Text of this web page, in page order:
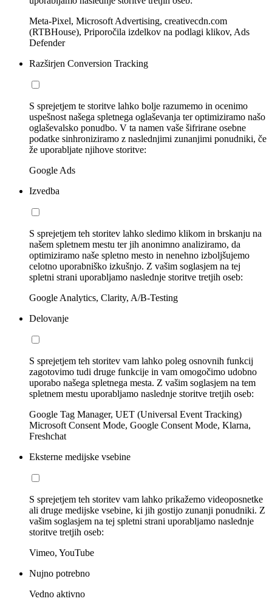
Meta-Pixel, Microsoft Advertising, creativecdn.com
(RTBHouse), Priporočila izdelkov na podlagi klikov, Ads
Defender
Razširjen Conversion Tracking
S sprejetjem te storitve lahko bolje razumemo in ocenimo
uspešnost našega spletnega oglaševanja ter optimiziramo našo
oglaševalsko ponudbo. V ta namen vaše šifrirane osebne
podatke sinhroniziramo z naslednjimi zunanjimi ponudniki, če
že uporabljate njihove storitve:
Google Ads
Izvedba
S sprejetjem teh storitev lahko sledimo klikom in brskanju na
našem spletnem mestu ter jih anonimno analiziramo, da
optimiziramo naše spletno mesto in nenehno izboljšujemo
celotno uporabniško izkušnjo. Z vašim soglasjem na tej
spletni strani uporabljamo naslednje storitve tretjih oseb:
Google Analytics, Clarity, A/B-Testing
Delovanje
S sprejetjem teh storitev vam lahko poleg osnovnih funkcij
zagotovimo tudi druge funkcije in vam omogočimo udobno
uporabo našega spletnega mesta. Z vašim soglasjem na tem
spletnem mestu uporabljamo naslednje storitve tretjih oseb:
Google Tag Manager, UET (Universal Event Tracking)
Microsoft Consent Mode, Google Consent Mode, Klarna,
Freshchat
Eksterne medijske vsebine
S sprejetjem teh storitev vam lahko prikažemo videoposnetke
ali druge medijske vsebine, ki jih gostijo zunanji ponudniki. Z
vašim soglasjem na tej spletni strani uporabljamo naslednje
storitve tretjih oseb:
Vimeo, YouTube
Nujno potrebno
Vedno aktivno